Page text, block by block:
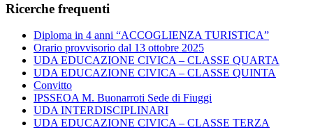
Ricerche frequenti
Diploma in 4 anni “ACCOGLIENZA TURISTICA”
Orario provvisorio dal 13 ottobre 2025
UDA EDUCAZIONE CIVICA – CLASSE QUARTA
UDA EDUCAZIONE CIVICA – CLASSE QUINTA
Convitto
IPSSEOA M. Buonarroti Sede di Fiuggi
UDA INTERDISCIPLINARI
UDA EDUCAZIONE CIVICA – CLASSE TERZA